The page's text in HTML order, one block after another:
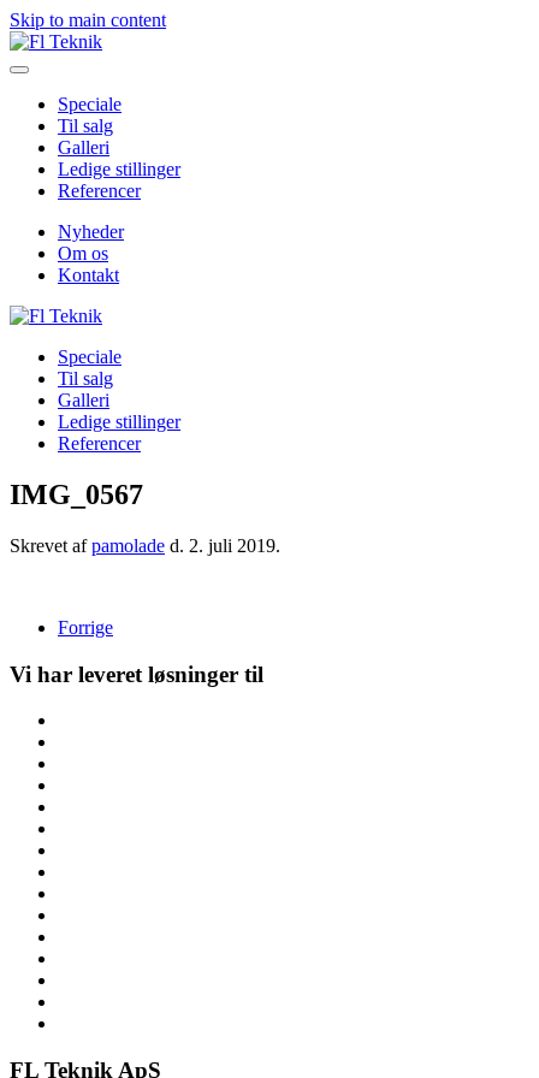
Skip to main content
Speciale
Til salg
Galleri
Ledige stillinger
Referencer
Nyheder
Om os
Kontakt
Speciale
Til salg
Galleri
Ledige stillinger
Referencer
IMG_0567
Skrevet afpamolade d. 2. juli 2019.
Forrige
Vi har leveret løsninger til
FL Teknik ApS